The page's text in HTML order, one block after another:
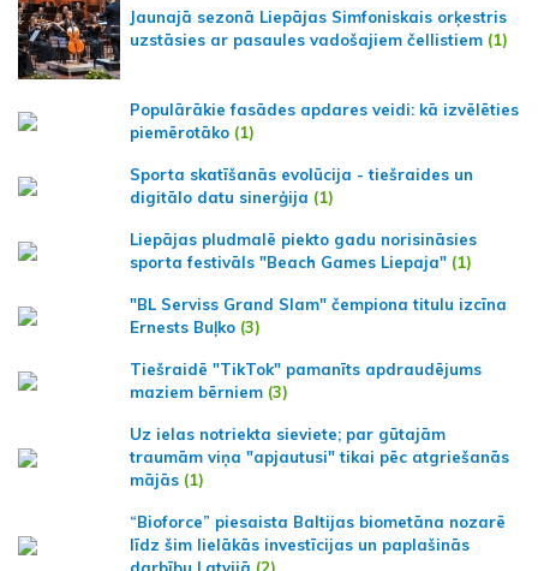
Jaunajā sezonā Liepājas Simfoniskais orķestris
uzstāsies ar pasaules vadošajiem čellistiem (1)
Populārākie fasādes apdares veidi: kā izvēlēties
piemērotāko (1)
Sporta skatīšanās evolūcija - tiešraides un
digitālo datu sinerģija (1)
Liepājas pludmalē piekto gadu norisināsies
sporta festivāls "Beach Games Liepaja" (1)
"BL Serviss Grand Slam" čempiona titulu izcīna
Ernests Buļko (3)
Tiešraidē "TikTok" pamanīts apdraudējums
maziem bērniem (3)
Uz ielas notriekta sieviete; par gūtajām
traumām viņa "apjautusi" tikai pēc atgriešanās
mājās (1)
“Bioforce” piesaista Baltijas biometāna nozarē
līdz šim lielākās investīcijas un paplašinās